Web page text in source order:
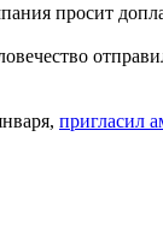
просит
пригласил